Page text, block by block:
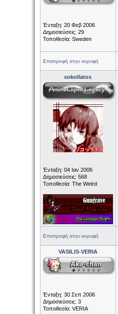
Ένταξη: 20 Φεβ 2006
Δημοσιεύσεις: 29
Τοποθεσία: Sweden
Επιστροφή στην κορυφή
sokollatos
Ένταξη: 04 Ιαν 2006
Δημοσιεύσεις: 568
Τοποθεσία: The Weird
Επιστροφή στην κορυφή
VASILIS-VERIA
Ένταξη: 30 Σεπ 2006
Δημοσιεύσεις: 3
Τοποθεσία: VERIA